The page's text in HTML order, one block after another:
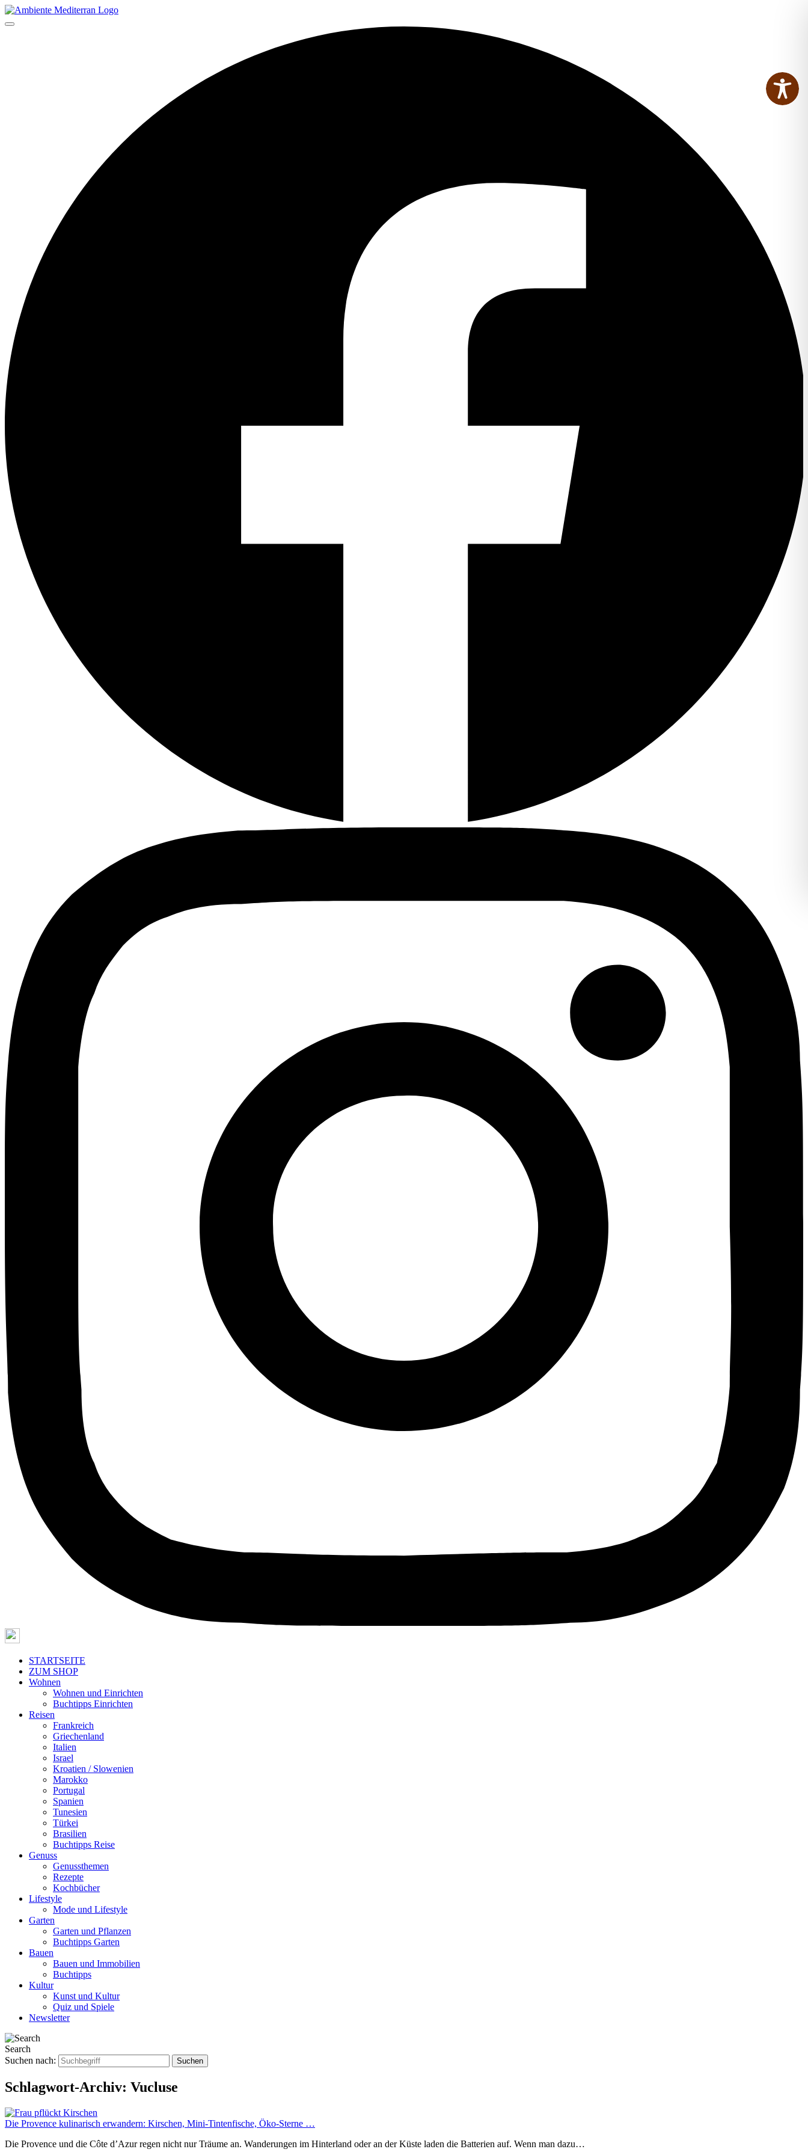
STARTSEITE
ZUM SHOP
Wohnen
Wohnen und Einrichten
Buchtipps Einrichten
Reisen
Frankreich
Griechenland
Italien
Israel
Kroatien / Slowenien
Marokko
Portugal
Spanien
Tunesien
Türkei
Brasilien
Buchtipps Reise
Genuss
Genussthemen
Rezepte
Kochbücher
Lifestyle
Mode und Lifestyle
Garten
Garten und Pflanzen
Buchtipps Garten
Bauen
Bauen und Immobilien
Buchtipps
Kultur
Kunst und Kultur
Quiz und Spiele
Newsletter
Search
Suchen nach:
Schlagwort-Archiv: Vucluse
Die Provence kulinarisch erwandern: Kirschen, Mini-Tintenfische, Öko-Sterne …
Die Provence und die Côte d’Azur regen nicht nur Träume an. Wanderungen im Hinterland oder an der Küste laden die Batterien auf. Wenn man dazu…